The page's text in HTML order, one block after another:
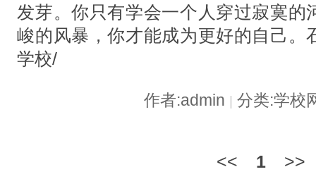
发芽。你只有学会一个人穿过寂寞的
峻的风暴，你才能成为更好的自己。
学校/
作者:admin 分类:学校
<< 1 >>